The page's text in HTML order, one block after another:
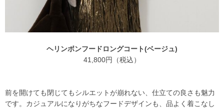
ヘリンボンフードロングコート(ベージュ)
41,800円（税込）
前を開けても閉じてもシルエットが崩れない、仕立ての良さも魅力
です。カジュアルになりがちなフードデザインも、品よく着こなし